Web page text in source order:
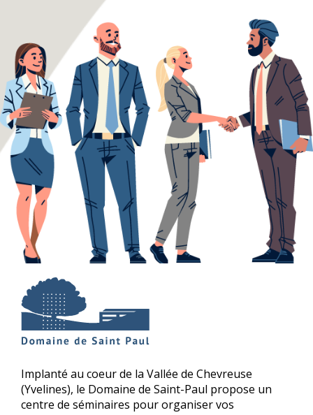
Implanté au coeur de la Vallée de Chevreuse
(Yvelines), le Domaine de Saint-Paul propose un
centre de séminaires pour organiser vos